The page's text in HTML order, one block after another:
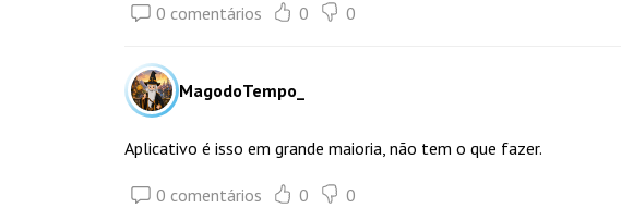
0 comentários 0 0
MagodoTempo_
Aplicativo é isso em grande maioria, não tem o que fazer.
0 comentários 0 0